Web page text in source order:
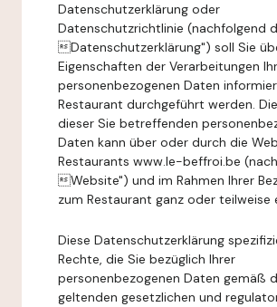
Datenschutzerklärung oder
Datenschutzrichtlinie (nachfolgend
Datenschutzerklärung") soll Sie
Eigenschaften der Verarbeitungen
personenbezogenen Daten
Restaurant durchgeführt werden.
dieser Sie betreffenden
Daten kann über oder durch die
Restaurants www.le-beffroi.be
Website") und im Rahmen Ihrer
zum Restaurant ganz oder teilweise
Diese Datenschutzerklärung
Rechte, die Sie bezüglich Ihrer
personenbezogenen Daten gemäß
geltenden gesetzlichen und